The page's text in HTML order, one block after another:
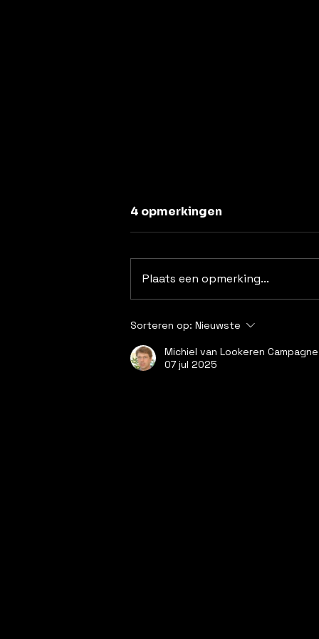
Uit de lucht
Hoe lang ben ik nu al uit de
blijft ze nou. En waar ik nu blijf
is dus in mijn bed! Met mijn 97
jaar was genezing een illusie.
Mijn geraamte zit
4 opmerkingen
Plaats een opmerking...
Sorteren op: Nieuwste
Michiel van Lookeren Campagne
07 jul 2025